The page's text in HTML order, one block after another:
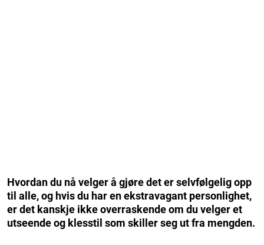
Hvordan du nå velger å gjøre det er selvfølgelig opp
til alle, og hvis du har en ekstravagant personlighet,
er det kanskje ikke overraskende om du velger et
utseende og klesstil som skiller seg ut fra mengden.